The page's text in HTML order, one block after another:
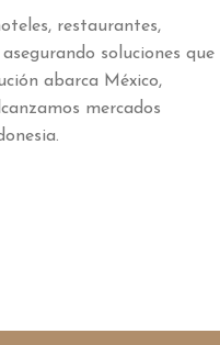
restaurantes,
soluciones que
abarca México,
mercados